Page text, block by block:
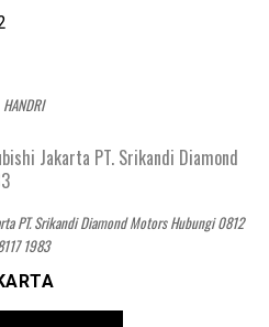
HANDRI
PT. Srikandi Diamond Motors Hubungi 0812
1983